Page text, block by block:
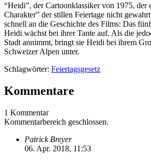
“Heidi”, der Cartoonklassiker von 1975, der
Charakter” der stillen Feiertage nicht
schnell an die Geschichte des Films: Das
Heidi wächst bei ihrer Tante auf. Als die
Stadt annimmt, bringt sie Heidi bei ihrem
Schweizer Alpen unter.
Schlagwörter: Feiertagsgesetz
Kommentare
1 Kommentar
Kommentarbereich geschlossen.
Patrick Breyer
06. Apr. 2018, 11:53